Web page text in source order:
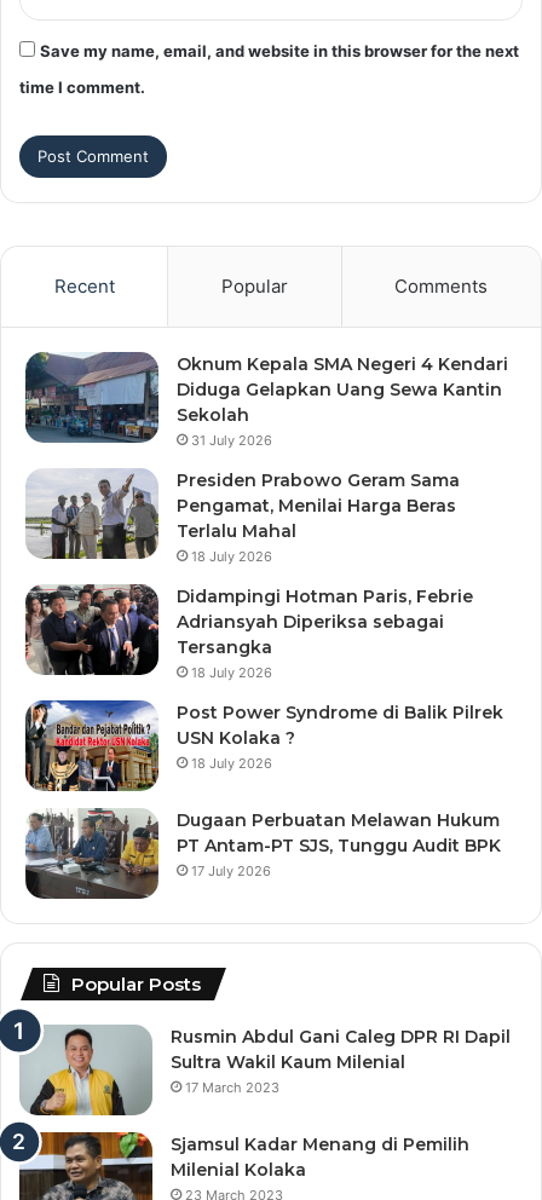
Save my name, email, and website in this browser for the next
time I comment.
Recent Popular Comments
Oknum Kepala SMA Negeri 4 Kendari
Diduga Gelapkan Uang Sewa Kantin
Sekolah
31 July 2026
Presiden Prabowo Geram Sama
Pengamat, Menilai Harga Beras
Terlalu Mahal
18 July 2026
Didampingi Hotman Paris, Febrie
Adriansyah Diperiksa sebagai
Tersangka
18 July 2026
Post Power Syndrome di Balik Pilrek
USN Kolaka ?
18 July 2026
Dugaan Perbuatan Melawan Hukum
PT Antam-PT SJS, Tunggu Audit BPK
17 July 2026
Popular Posts
Rusmin Abdul Gani Caleg DPR RI Dapil
Sultra Wakil Kaum Milenial
17 March 2023
Sjamsul Kadar Menang di Pemilih
Milenial Kolaka
23 March 2023